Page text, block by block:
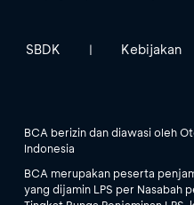
SBDK | Kebijakan
BCA berizin dan diawasi oleh
Indonesia
BCA merupakan peserta
yang dijamin LPS per Nasabah